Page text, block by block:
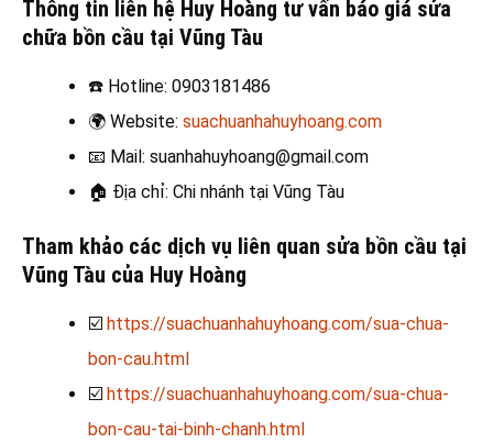
Thông tin liên hệ Huy Hoàng tư vấn báo giá sửa
chữa bồn cầu tại Vũng Tàu
☎️ Hotline: 0903181486
🌍 Website: suachuanhahuyhoang.com
📧 Mail: suanhahuyhoang@gmail.com
🏠 Địa chỉ: Chi nhánh tại Vũng Tàu
Tham khảo các dịch vụ liên quan sửa bồn cầu tại
Vũng Tàu của Huy Hoàng
☑️ https://suachuanhahuyhoang.com/sua-chua-
bon-cau.html
☑️ https://suachuanhahuyhoang.com/sua-chua-
bon-cau-tai-binh-chanh.html